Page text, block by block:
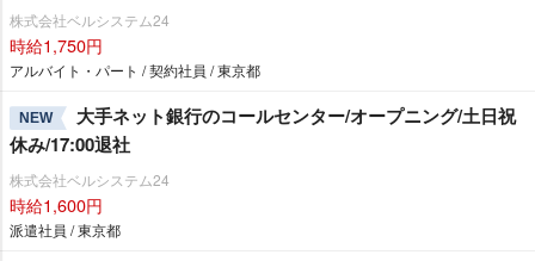
株式会社ベルシステム24
時給1,750円
アルバイト・パート / 契約社員 / 東京都
NEW
大手ネット銀行のコールセンター/オープニング/土日祝
休み/17:00退社
株式会社ベルシステム24
時給1,600円
派遣社員 / 東京都